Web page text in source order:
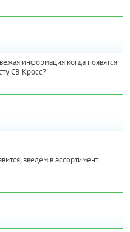
информация когда появятся
СВ Кросс?
введем в ассортимент.